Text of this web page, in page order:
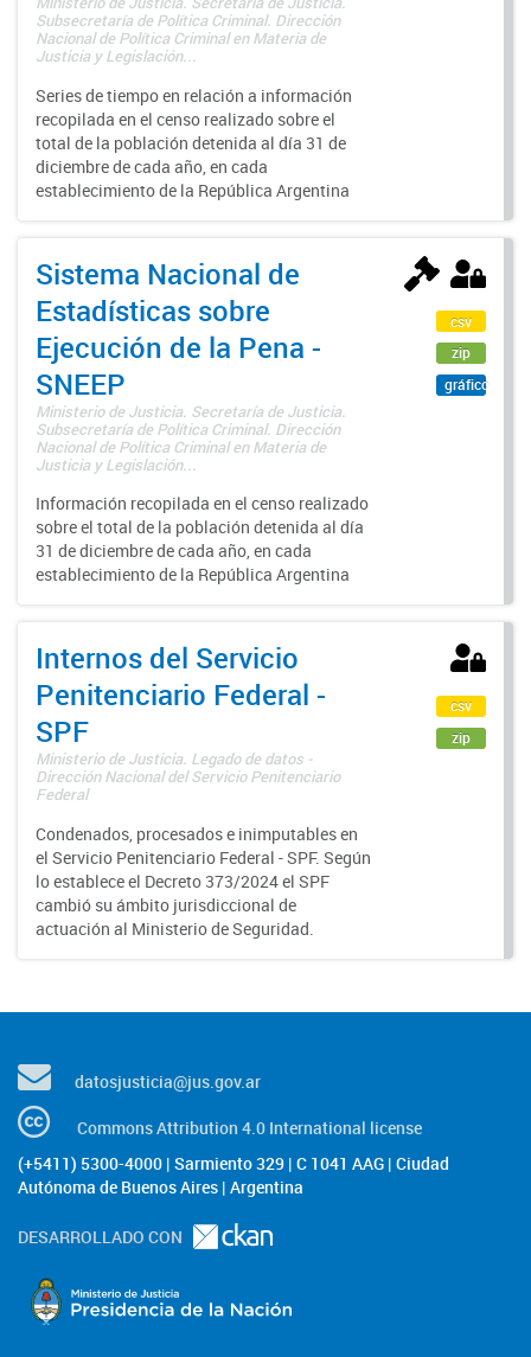
Subsecretaría de Política Criminal. Dirección
Nacional de Política Criminal en Materia de
Justicia y Legislación...
Series de tiempo en relación a información
recopilada en el censo realizado sobre el
total de la población detenida al día 31 de
diciembre de cada año, en cada
establecimiento de la República Argentina
Sistema Nacional de
Estadísticas sobre
Ejecución de la Pena -
SNEEP
Ministerio de Justicia. Secretaría de Justicia.
Subsecretaría de Política Criminal. Dirección
Nacional de Política Criminal en Materia de
Justicia y Legislación...
Información recopilada en el censo realizado
sobre el total de la población detenida al día
31 de diciembre de cada año, en cada
establecimiento de la República Argentina
csv
zip
gráfico
Internos del Servicio
Penitenciario Federal -
SPF
Ministerio de Justicia. Legado de datos -
Dirección Nacional del Servicio Penitenciario
Federal
Condenados, procesados e inimputables en
el Servicio Penitenciario Federal - SPF. Según
lo establece el Decreto 373/2024 el SPF
cambió su ámbito jurisdiccional de
actuación al Ministerio de Seguridad.
csv
zip
datosjusticia@jus.gov.ar
Commons Attribution 4.0 International license
(+5411) 5300-4000 | Sarmiento 329 | C 1041 AAG | Ciudad
Autónoma de Buenos Aires | Argentina
DESARROLLADO CON